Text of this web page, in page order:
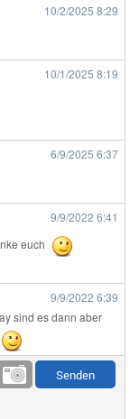
10/2/2025 8:29
10/1/2025 8:19
6/9/2025 6:37
9/9/2022 6:41
euch
9/9/2022 6:39
sind es dann aber
9/1/20226:17